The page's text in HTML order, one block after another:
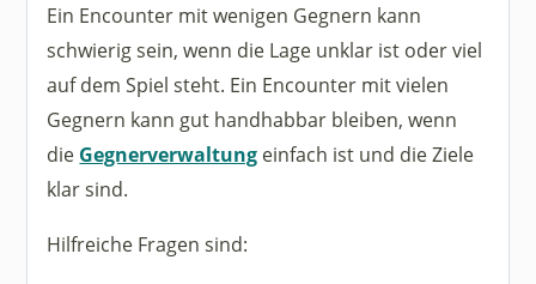
Ein Encounter mit wenigen Gegnern kann
schwierig sein, wenn die Lage unklar ist oder viel
auf dem Spiel steht. Ein Encounter mit vielen
Gegnern kann gut handhabbar bleiben, wenn
die Gegnerverwaltung einfach ist und die Ziele
klar sind.
Hilfreiche Fragen sind: